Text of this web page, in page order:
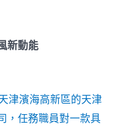
新動能
津濱海高新區的天津
，任務職員對一款具